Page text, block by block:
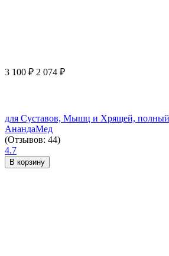
3 100 ₽ 2 074 ₽
для Суставов, Мышц и Хрящей, полный
АнандаМед
(Отзывов: 44)
4.7
В корзину